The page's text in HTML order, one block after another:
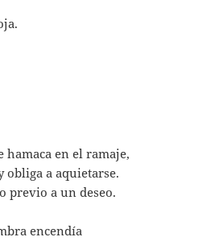
hamaca en el ramaje,
obliga a aquietarse.
previo a un deseo.
encendía